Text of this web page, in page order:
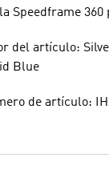
Speedframe
del artículo:
Blue
de artículo: